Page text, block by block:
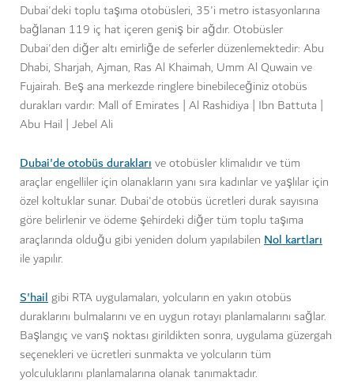
Dubai'deki toplu taşıma otobüsleri, 35'i metro istasyonlarına
bağlanan 119 iç hat içeren geniş bir ağdır. Otobüsler
Dubai'den diğer altı emirliğe de seferler düzenlemektedir: Abu
Dhabi, Sharjah, Ajman, Ras Al Khaimah, Umm Al Quwain ve
Fujairah. Beş ana merkezde ringlere binebileceğiniz otobüs
durakları vardır: Mall of Emirates | Al Rashidiya | Ibn Battuta |
Abu Hail | Jebel Ali
Dubai'de otobüs duraklarıve otobüsler klimalıdır ve tüm
araçlar engelliler için olanakların yanı sıra kadınlar ve yaşlılar için
özel koltuklar sunar. Dubai'de otobüs ücretleri durak sayısına
göre belirlenir ve ödeme şehirdeki diğer tüm toplu taşıma
araçlarında olduğu gibi yeniden dolum yapılabilen Nol kartları
ile yapılır.
S'hailgibi RTA uygulamaları, yolcuların en yakın otobüs
duraklarını bulmalarını ve en uygun rotayı planlamalarını sağlar.
Başlangıç ve varış noktası girildikten sonra, uygulama güzergah
seçenekleri ve ücretleri sunmakta ve yolcuların tüm
yolculuklarını planlamalarına olanak tanımaktadır.